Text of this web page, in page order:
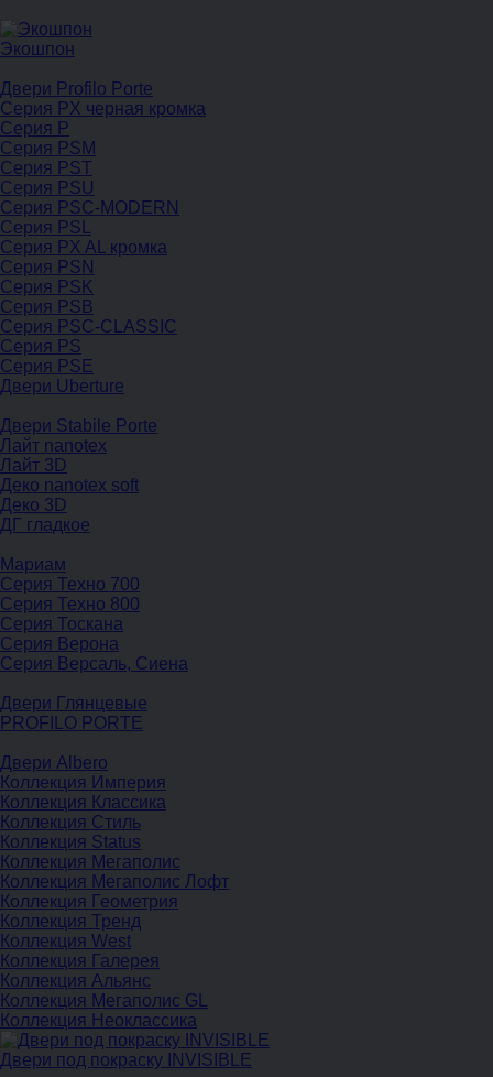
Экошпон
Двери Profilo Porte
Серия PX черная кромка
Серия P
Серия PSM
Серия PST
Серия PSU
Серия PSC-MODERN
Серия PSL
Серия PX AL кромка
Серия PSN
Серия PSK
Серия PSB
Серия PSC-CLASSIC
Серия PS
Серия PSE
Двери Uberture
Двери Stabile Porte
Лайт nanotex
Лайт 3D
Деко nanotex soft
Деко 3D
ДГ гладкое
Мариам
Серия Техно 700
Серия Техно 800
Серия Тоскана
Серия Верона
Серия Версаль, Сиена
Двери Глянцевые
PROFILO PORTE
Двери Albero
Коллекция Империя
Коллекция Классика
Коллекция Стиль
Коллекция Status
Коллекция Мегаполис
Коллекция Мегаполис Лофт
Коллекция Геометрия
Коллекция Тренд
Коллекция West
Коллекция Галерея
Коллекция Альянс
Коллекция Мегаполис GL
Коллекция Неоклассика
Двери под покраску INVISIBLE